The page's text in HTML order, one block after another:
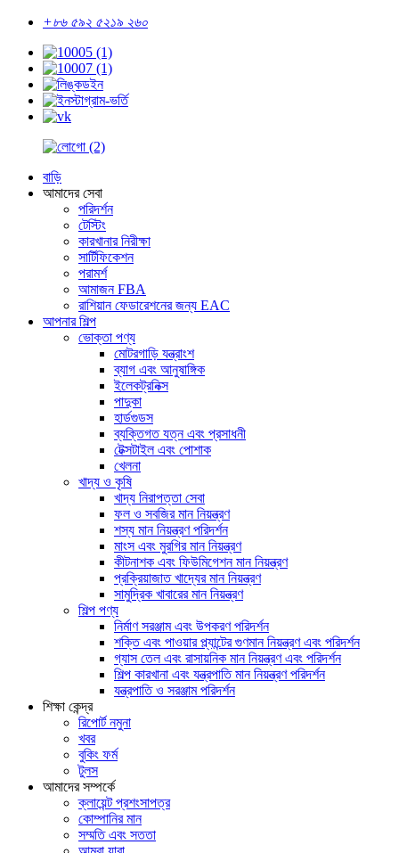
+৮৬ ৫৯২ ৫২১৯ ২৬০
বাড়ি
আমাদের সেবা
পরিদর্শন
টেস্টিং
কারখানার নিরীক্ষা
সার্টিফিকেশন
পরামর্শ
আমাজন FBA
রাশিয়ান ফেডারেশনের জন্য EAC
আপনার শিল্প
ভোক্তা পণ্য
মোটরগাড়ি যন্ত্রাংশ
ব্যাগ এবং আনুষাঙ্গিক
ইলেকট্রনিক্স
পাদুকা
হার্ডগুডস
ব্যক্তিগত যত্ন এবং প্রসাধনী
টেক্সটাইল এবং পোশাক
খেলনা
খাদ্য ও কৃষি
খাদ্য নিরাপত্তা সেবা
ফল ও সবজির মান নিয়ন্ত্রণ
শস্য মান নিয়ন্ত্রণ পরিদর্শন
মাংস এবং মুরগির মান নিয়ন্ত্রণ
কীটনাশক এবং ফিউমিগেশন মান নিয়ন্ত্রণ
প্রক্রিয়াজাত খাদ্যের মান নিয়ন্ত্রণ
সামুদ্রিক খাবারের মান নিয়ন্ত্রণ
শিল্প পণ্য
নির্মাণ সরঞ্জাম এবং উপকরণ পরিদর্শন
শক্তি এবং পাওয়ার প্ল্যান্টের গুণমান নিয়ন্ত্রণ এবং পরিদর্শন
গ্যাস তেল এবং রাসায়নিক মান নিয়ন্ত্রণ এবং পরিদর্শন
শিল্প কারখানা এবং যন্ত্রপাতি মান নিয়ন্ত্রণ পরিদর্শন
যন্ত্রপাতি ও সরঞ্জাম পরিদর্শন
শিক্ষা কেন্দ্র
রিপোর্ট নমুনা
খবর
বুকিং ফর্ম
টুলস
আমাদের সম্পর্কে
ক্লায়েন্ট প্রশংসাপত্র
কোম্পানির মান
সম্মতি এবং সততা